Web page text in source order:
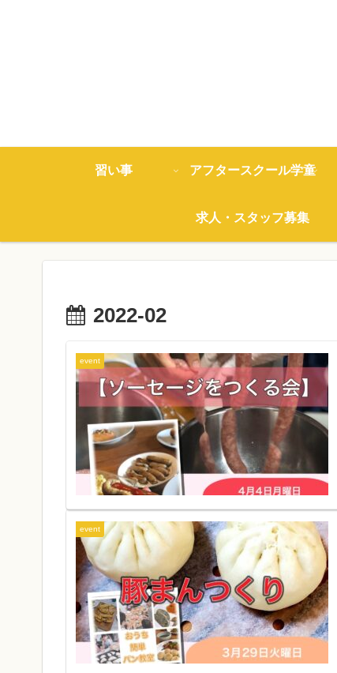
習い事 アフタースクール学童
求人・スタッフ募集
2022-02
event
event